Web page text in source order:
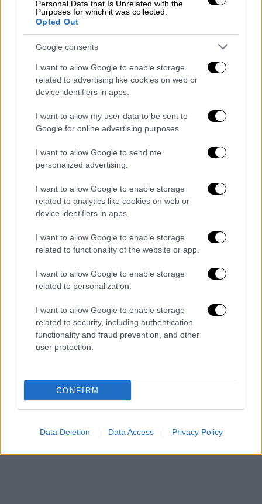
Personal Data that Is Unrelated with the
Purposes for which it was collected.
Opted Out
Google consents
I want to allow Google to enable storage
related to advertising like cookies on web or
device identifiers in apps.
I want to allow my user data to be sent to
Google for online advertising purposes.
I want to allow Google to send me
personalized advertising.
I want to allow Google to enable storage
related to analytics like cookies on web or
device identifiers in apps.
I want to allow Google to enable storage
related to functionality of the website or app.
I want to allow Google to enable storage
related to personalization.
I want to allow Google to enable storage
related to security, including authentication
functionality and fraud prevention, and other
user protection.
CONFIRM
Data Deletion Data Access Privacy Policy
Πολιτική|05.12.2018 17:36
Ο Λαφαζάνης με κίτρινο γιλέκο έξω από
τη Γαλλική πρεσβεία (pics)
Το κίνημα των κίτρινων γιλέκων στηρίζει η
ΛΑΕ του Παναγιώτη Λαφαζάνη
ΑΛΛΑ #TAGS
Ελληνική Αστυνομία
Αλέξης Τσίπρας
υπουργείο Εσωτερικών
Γαλλική πρεσβεία